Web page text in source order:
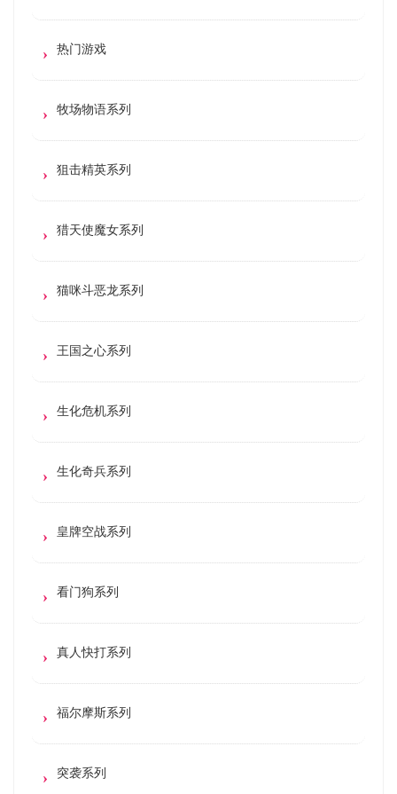
热门游戏
牧场物语系列
狙击精英系列
猎天使魔女系列
猫咪斗恶龙系列
王国之心系列
生化危机系列
生化奇兵系列
皇牌空战系列
看门狗系列
真人快打系列
福尔摩斯系列
突袭系列